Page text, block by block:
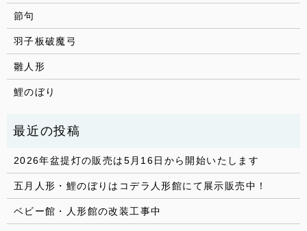
節句
羽子板破魔弓
雛人形
鯉のぼり
2026年盆提灯の販売は5月16日から開始いたします
五月人形・鯉のぼりはコデラ人形館にて展示販売中！
ベビー館・人形館の改装工事中